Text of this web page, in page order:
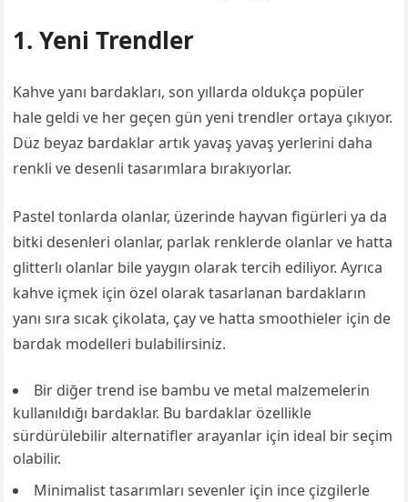
1. Yeni Trendler
Kahve yanı bardakları, son yıllarda oldukça popüler
hale geldi ve her geçen gün yeni trendler ortaya çıkıyor.
Düz beyaz bardaklar artık yavaş yavaş yerlerini daha
renkli ve desenli tasarımlara bırakıyorlar.
Pastel tonlarda olanlar, üzerinde hayvan figürleri ya da
bitki desenleri olanlar, parlak renklerde olanlar ve hatta
glitterlı olanlar bile yaygın olarak tercih ediliyor. Ayrıca
kahve içmek için özel olarak tasarlanan bardakların
yanı sıra sıcak çikolata, çay ve hatta smoothieler için de
bardak modelleri bulabilirsiniz.
Bir diğer trend ise bambu ve metal malzemelerin
kullanıldığı bardaklar. Bu bardaklar özellikle
sürdürülebilir alternatifler arayanlar için ideal bir seçim
olabilir.
Minimalist tasarımları sevenler için ince çizgilerle